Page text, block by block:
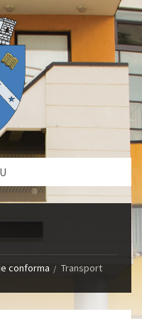
conforma
Transport